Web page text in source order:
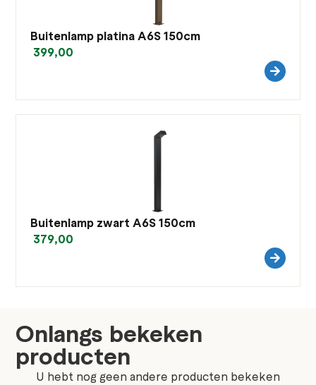
Buitenlamp platina A6S 150cm
399,00
Buitenlamp zwart A6S 150cm
379,00
Onlangs bekeken
producten
U hebt nog geen andere producten bekeken